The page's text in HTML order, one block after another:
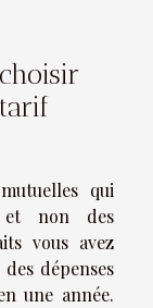
qui
et non des
vous avez
dépenses
une année.